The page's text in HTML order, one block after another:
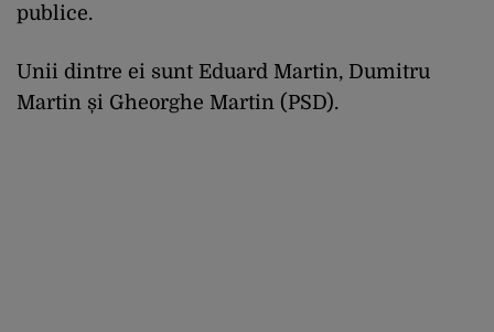
publice.
Unii dintre ei sunt Eduard Martin, Dumitru
Martin și Gheorghe Martin (PSD).